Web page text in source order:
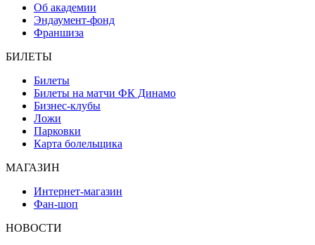
Об академии
Эндаумент-фонд
Франшиза
БИЛЕТЫ
Билеты
Билеты на матчи ФК Динамо
Бизнес-клубы
Ложи
Парковки
Карта болельщика
МАГАЗИН
Интернет-магазин
Фан-шоп
НОВОСТИ